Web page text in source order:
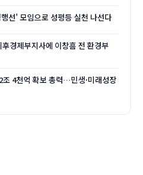
선' 모임으로 성평등 실천 나선다
경제부지사에 이창흠 전 환경부
4천억 확보 총력…민생·미래성장